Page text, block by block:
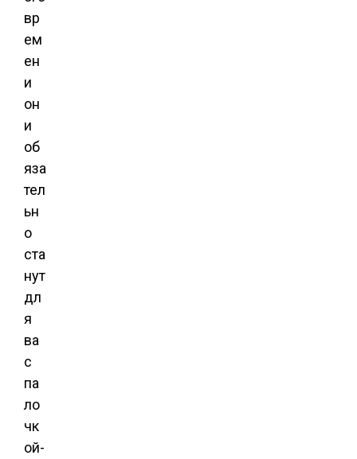
вр
ем
ен
и
он
и
об
яза
тел
ьн
о
ста
нут
дл
я
ва
с
па
ло
чк
ой-